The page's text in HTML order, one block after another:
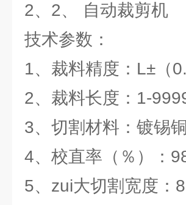
2、2、 自动裁剪机
技术参数：
1、裁料精度：L±（
2、裁料长度：1-
3、切割材料：镀锡
4、校直率（％）：
5、zui大切割宽度：